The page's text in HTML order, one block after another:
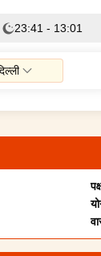
23:41 - 13:01